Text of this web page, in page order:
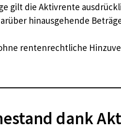
gilt die Aktivrente
hinausgehende
rentenrechtliche
dank